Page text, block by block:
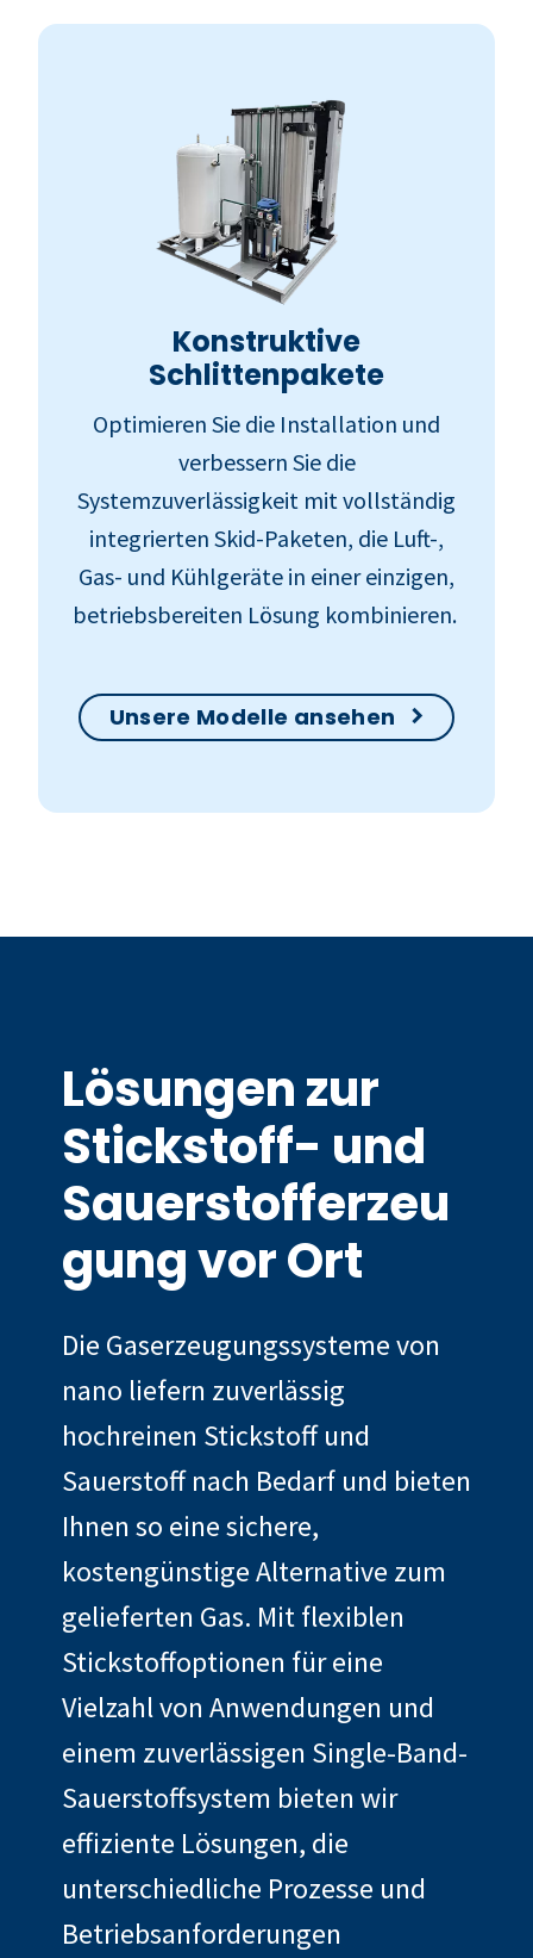
Konstruktive
Schlittenpakete
Optimieren Sie die Installation und
verbessern Sie die
Systemzuverlässigkeit mit vollständig
integrierten Skid-Paketen, die Luft-,
Gas- und Kühlgeräte in einer einzigen,
betriebsbereiten Lösung kombinieren.
Unsere Modelle ansehen
Lösungen zur
Stickstoff- und
Sauerstofferzeu
gung vor Ort
Die Gaserzeugungssysteme von
nano liefern zuverlässig
hochreinen Stickstoff und
Sauerstoff nach Bedarf und bieten
Ihnen so eine sichere,
kostengünstige Alternative zum
gelieferten Gas. Mit flexiblen
Stickstoffoptionen für eine
Vielzahl von Anwendungen und
einem zuverlässigen Single-Band-
Sauerstoffsystem bieten wir
effiziente Lösungen, die
unterschiedliche Prozesse und
Betriebsanforderungen